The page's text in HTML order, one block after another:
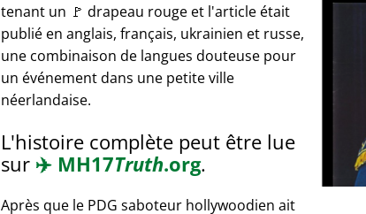
tenant un 🚩 drapeau rouge et l'article était
publié en anglais, français, ukrainien et russe,
une combinaison de langues douteuse pour
un événement dans une petite ville
néerlandaise.
L'histoire complète peut être lue
sur ✈️ MH17Truth.org.
Après que le PDG saboteur hollywoodien ait